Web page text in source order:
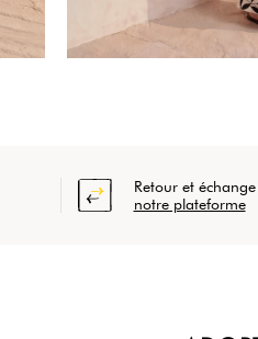
Retour et
notre plateforme